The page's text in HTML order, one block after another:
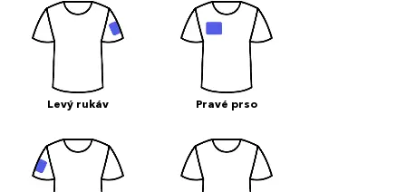
Levý rukáv Pravé prso